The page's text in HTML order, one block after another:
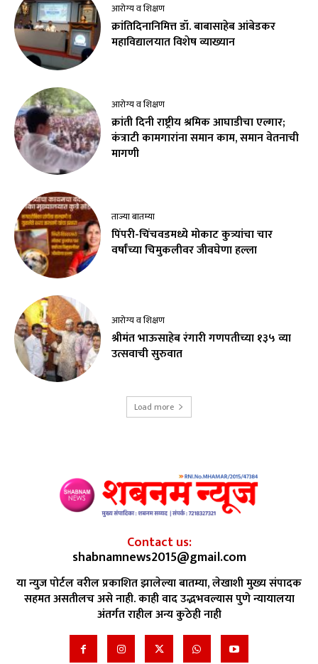
आरोग्य व शिक्षण
क्रांतिदिनानिमित्त डॉ. बाबासाहेब आंबेडकर
महाविद्यालयात विशेष व्याख्यान
आरोग्य व शिक्षण
क्रांती दिनी राष्ट्रीय श्रमिक आघाडीचा एल्गार;
कंत्राटी कामगारांना समान काम, समान वेतनाची
मागणी
ताज्या बातम्या
पिंपरी-चिंचवडमध्ये मोकाट कुत्र्यांचा चार
वर्षांच्या चिमुकलीवर जीवघेणा हल्ला
आरोग्य व शिक्षण
श्रीमंत भाऊसाहेब रंगारी गणपतीच्या १३५ व्या
उत्सवाची सुरुवात
Load more
Contact us:
shabnamnews2015@gmail.com
या न्युज पोर्टल वरील प्रकाशित झालेल्या बातम्या, लेखाशी मुख्य संपादक
सहमत असतीलच असे नाही. काही वाद उद्भभवल्यास पुणे न्यायालया
अंतर्गत राहील अन्य कुठेही नाही